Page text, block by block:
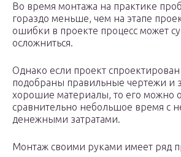
Во время монтажа на практике
гораздо меньше, чем на этапе
ошибки в проекте процесс может
осложниться.
Однако если проект
подобраны правильные чертежи и
хорошие материалы, то его можно
сравнительно небольшое время с
денежными затратами.
Монтаж своими руками имеет ряд